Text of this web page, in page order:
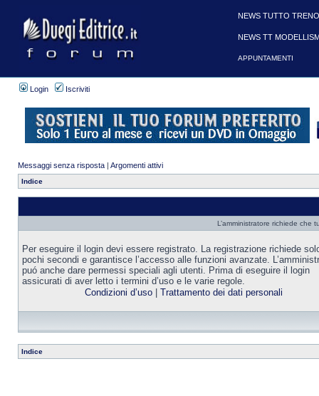
Login Iscriviti
Messaggi senza risposta | Argomenti attivi
Indice
L’amministratore richiede che
Per eseguire il login devi essere registrato. La registrazione richiede
pochi secondi e garantisce l’accesso alle funzioni avanzate.
puó anche dare permessi speciali agli utenti. Prima di eseguire il login
assicurati di aver letto i termini d’uso e le varie regole.
Condizioni d’uso| Trattamento dei dati personali
Indice
NEWS TUTTO
NEWS TT
APPUNTAMENTI